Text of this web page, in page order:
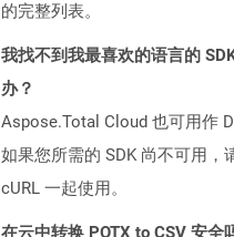
的完整列表。
我找不到我最喜欢的语言的
办？
Aspose.Total Cloud 也可用作
如果您所需的 SDK 尚不可用，
cURL 一起使用。
在云中转换 POTX to CSV 安全